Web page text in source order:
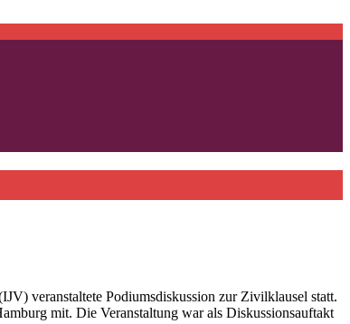
veranstaltete Podiumsdiskussion zur Zivilklausel statt.
mit. Die Veranstaltung war als Diskussionsauftakt